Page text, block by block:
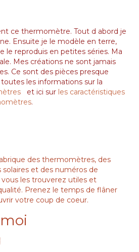
ce thermomètre. Tout d abord je
Ensuite je le modèle en terre,
le reproduis en petites séries. Ma
Mes créations ne sont jamais
Ce sont des pièces presque
les informations sur la
et ici sur les caractéristiques
.
des thermomètres, des
solaires et des numéros de
les trouverez utiles et
Prenez le temps de flâner
votre coup de coeur.